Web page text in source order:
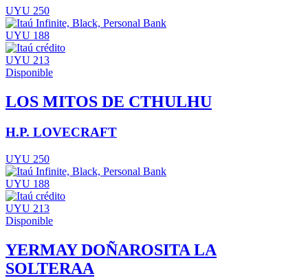
UYU 250
UYU 188
UYU 213
Disponible
LOS MITOS DE CTHULHU
H.P. LOVECRAFT
UYU 250
UYU 188
UYU 213
Disponible
YERMAY DOÑAROSITA LA
SOLTERAA